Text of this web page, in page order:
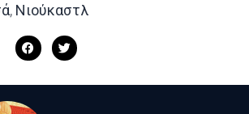
, Νιούκαστλ